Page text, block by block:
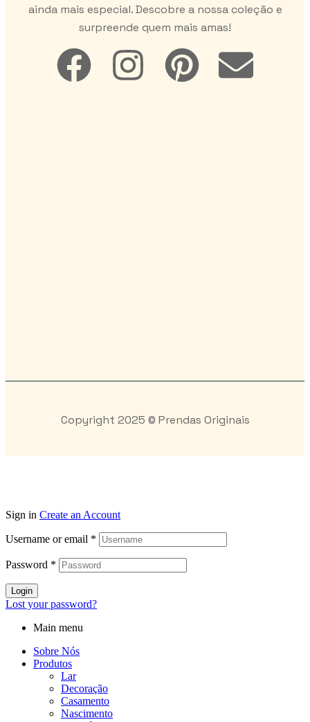
ainda mais especial. Descobre a nossa coleção e
surpreende quem mais amas!
Copyright 2025 © Prendas Originais
Sign in Create an Account
Username or email *
Password *
Login
Lost your password?
Main menu
Sobre Nós
Produtos
Lar
Decoração
Casamento
Nascimento